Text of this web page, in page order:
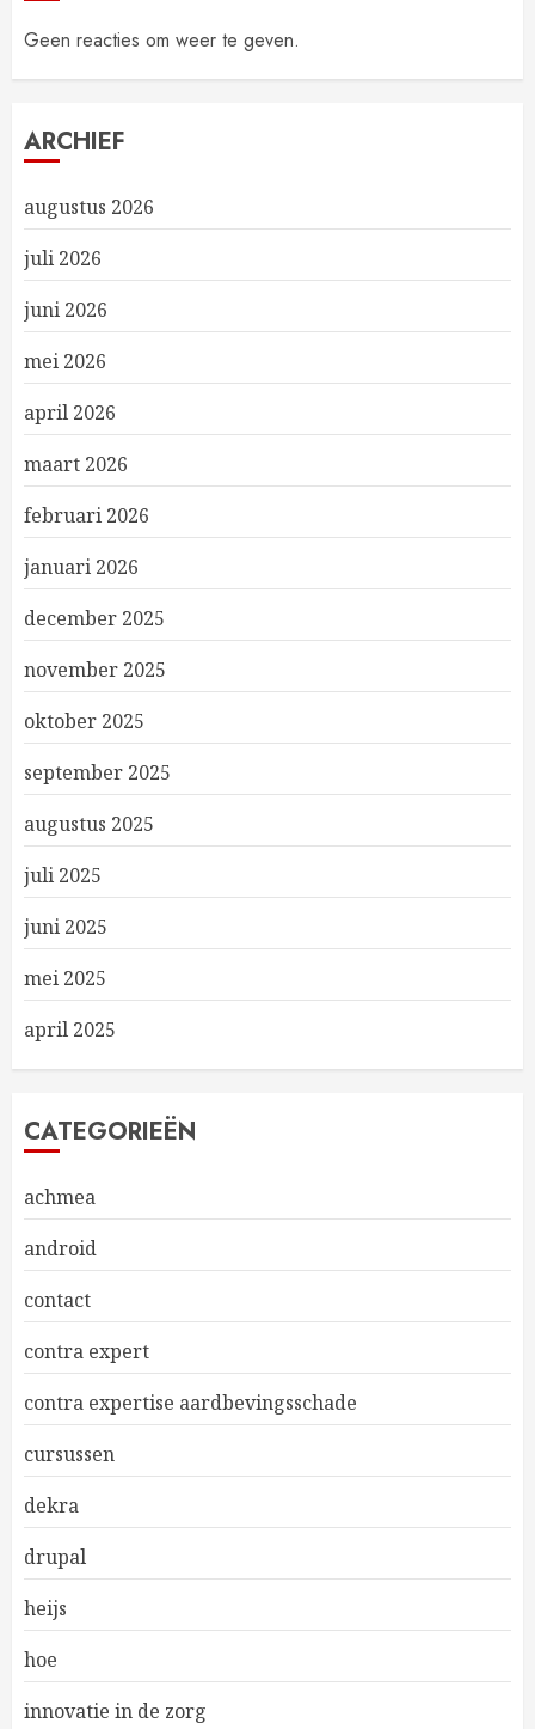
Geen reacties om weer te geven.
ARCHIEF
augustus 2026
juli 2026
juni 2026
mei 2026
april 2026
maart 2026
februari 2026
januari 2026
december 2025
november 2025
oktober 2025
september 2025
augustus 2025
juli 2025
juni 2025
mei 2025
april 2025
CATEGORIEËN
achmea
android
contact
contra expert
contra expertise aardbevingsschade
cursussen
dekra
drupal
heijs
hoe
innovatie in de zorg